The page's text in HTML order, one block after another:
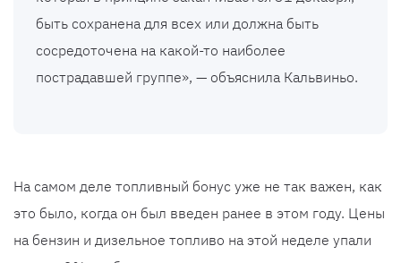
быть сохранена для всех или должна быть
сосредоточена на какой-то наиболее
пострадавшей группе», — объяснила Кальвиньо.
На самом деле топливный бонус уже не так важен, как
это было, когда он был введен ранее в этом году. Цены
на бензин и дизельное топливо на этой неделе упали